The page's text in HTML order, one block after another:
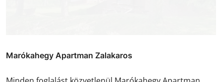
Marókahegy Apartman Zalakaros